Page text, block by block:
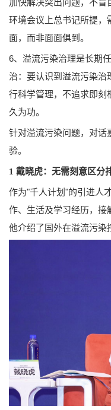
加快解决突出问题，不盲
环境会议上总书记所提，
面，而非面面俱到。
6、溢流污染治理是长期
治：要认识到溢流污染治
行科学管理，不追求即刻
久为功。
针对溢流污染问题，对话
验。
1 戴晓虎：无需刻意区分
作为"千人计划"的引进人
作、生活及学习经历，接
他介绍了国外在溢流污染